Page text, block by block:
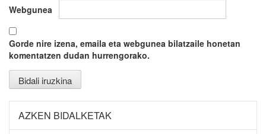
Webgunea
Gorde nire izena, emaila eta webgunea bilatzaile honetan
komentatzen dudan hurrengorako.
AZKEN BIDALKETAK